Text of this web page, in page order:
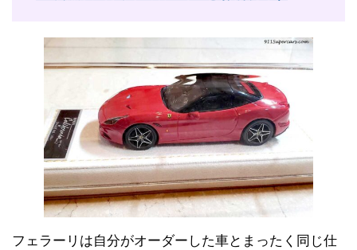
フェラーリは自分がオーダーした車とまったく同じ仕